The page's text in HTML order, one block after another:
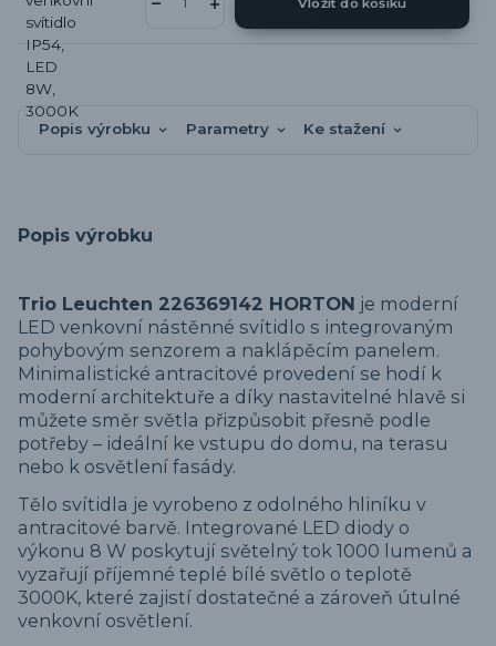
Vložit do košíku
Popis výrobku Parametry Ke stažení
Popis výrobku
Trio Leuchten 226369142 HORTON je moderní
LED venkovní nástěnné svítidlo s integrovaným
pohybovým senzorem a naklápěcím panelem.
Minimalistické antracitové provedení se hodí k
moderní architektuře a díky nastavitelné hlavě si
můžete směr světla přizpůsobit přesně podle
potřeby – ideální ke vstupu do domu, na terasu
nebo k osvětlení fasády.
Tělo svítidla je vyrobeno z odolného hliníku v
antracitové barvě. Integrované LED diody o
výkonu 8 W poskytují světelný tok 1000 lumenů a
vyzařují příjemné teplé bílé světlo o teplotě
3000K, které zajistí dostatečné a zároveň útulné
venkovní osvětlení.